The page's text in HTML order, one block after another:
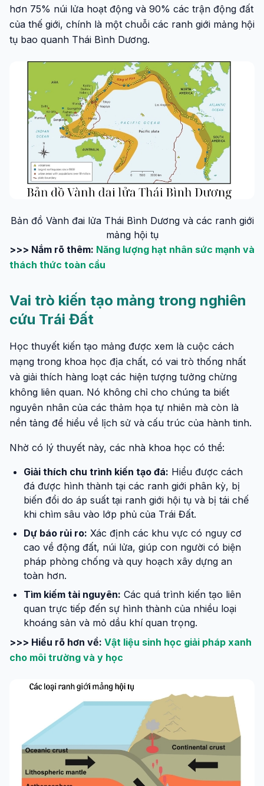
hơn 75% núi lửa hoạt động và 90% các trận động đất
của thế giới, chính là một chuỗi các ranh giới mảng hội
tụ bao quanh Thái Bình Dương.
Bản đồ Vành đai lửa Thái Bình Dương và các ranh giới
mảng hội tụ
>>> Nắm rõ thêm: Năng lượng hạt nhân sức mạnh và
thách thức toàn cầu
Vai trò kiến tạo mảng trong nghiên
cứu Trái Đất
Học thuyết kiến tạo mảng được xem là cuộc cách
mạng trong khoa học địa chất, có vai trò thống nhất
và giải thích hàng loạt các hiện tượng tưởng chừng
không liên quan. Nó không chỉ cho chúng ta biết
nguyên nhân của các thảm họa tự nhiên mà còn là
nền tảng để hiểu về lịch sử và cấu trúc của hành tinh.
Nhờ có lý thuyết này, các nhà khoa học có thể:
Giải thích chu trình kiến tạo đá: Hiểu được cách
đá được hình thành tại các ranh giới phân kỳ, bị
biến đổi do áp suất tại ranh giới hội tụ và bị tái chế
khi chìm sâu vào lớp phủ của Trái Đất.
Dự báo rủi ro: Xác định các khu vực có nguy cơ
cao về động đất, núi lửa, giúp con người có biện
pháp phòng chống và quy hoạch xây dựng an
toàn hơn.
Tìm kiếm tài nguyên: Các quá trình kiến tạo liên
quan trực tiếp đến sự hình thành của nhiều loại
khoáng sản và mỏ dầu khí quan trọng.
>>> Hiểu rõ hơn về: Vật liệu sinh học giải pháp xanh
cho môi trường và y học